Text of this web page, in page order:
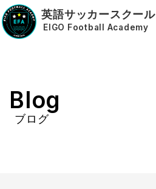
英語サッカースクール
EIGO Football Academy
Blog
ブログ